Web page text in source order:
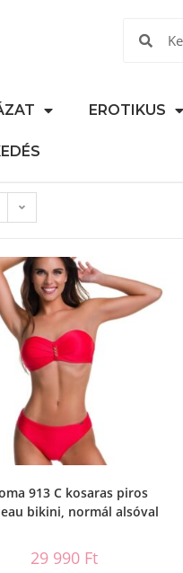
EROTIKUS
913 C kosaras piros
bikini, normál alsóval
29 990 Ft